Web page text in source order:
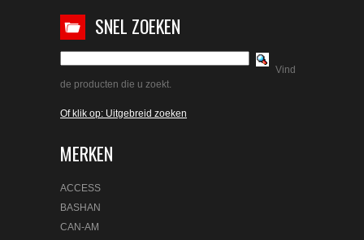
SNEL ZOEKEN
Vind
de producten die u zoekt.
Of klik op: Uitgebreid zoeken
MERKEN
ACCESS
BASHAN
CAN-AM